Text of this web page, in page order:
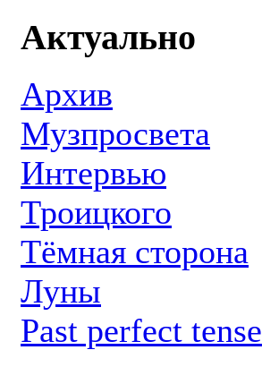
Актуально
Архив
Музпросвета
Интервью
Троицкого
Тёмная сторона
Луны
Past perfect tense